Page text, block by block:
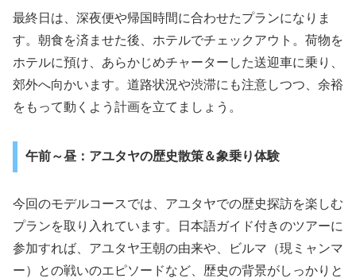
最終日は、深夜便や帰国時間に合わせたプランになりま
す。朝食を済ませた後、ホテルでチェックアウト。荷物を
ホテルに預け、あらかじめチャーターした送迎車に乗り、
郊外へ向かいます。道路状況や渋滞にも注意しつつ、余裕
をもって動くよう計画を立てましょう。
午前～昼：アユタヤの歴史散策＆象乗り体験
今回のモデルコースでは、アユタヤでの歴史探訪を楽しむ
プランを取り入れています。日本語ガイド付きのツアーに
参加すれば、アユタヤ王朝の由来や、ビルマ（現ミャンマ
ー）との戦いのエピソードなど、歴史の背景がしっかりと